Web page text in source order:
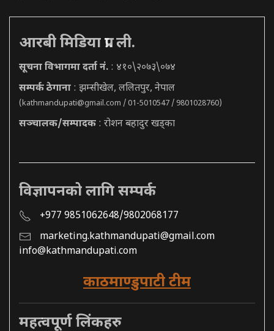
आरबी मिडिया प्रा. ली.
सूचना विभागमा दर्ता नं. : ४१०\२०७३\०७४
सम्पर्क ठेगाना : झम्सीखेल, ललितपुर, नेपाल
(kathmandupati@gmail.com / 01-5010547 / 9801028760)
सञ्चालक/सम्पादक : रोशन बहादुर खड्का
विज्ञापनको लागि सम्पर्क
+977 9851062648/9802068177
marketing.kathmandupati@gmail.com
info@kathmandupati.com
काठमाण्डुपाटी टीम
महत्वपूर्ण लिंकहरु